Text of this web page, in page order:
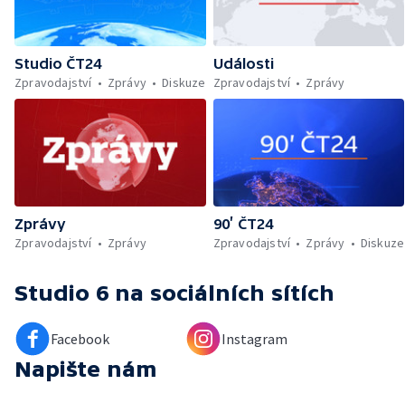
Studio ČT24
Zpravodajství
Zprávy Diskuze
Události
Zpravodajství
Zprávy
Zprávy
Zpravodajství
Zprávy
90’ ČT24
Zpravodajství
Zprávy Diskuze
Studio 6 na sociálních sítích
Facebook Instagram
Napište nám